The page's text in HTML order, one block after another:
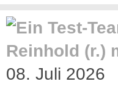
08. Juli 2026